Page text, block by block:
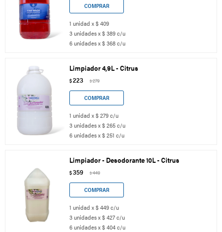
1 unidad x $ 409
3 unidades x $ 389 c/u
6 unidades x $ 368 c/u
Limpiador 4,9L - Citrus
$223 $279
1 unidad x $ 279 c/u
3 unidades x $ 265 c/u
6 unidades x $ 251 c/u
Limpiador - Desodorante 10L - Citrus
$359 $449
1 unidad x $ 449 c/u
3 unidades x $ 427 c/u
6 unidades x $ 404 c/u